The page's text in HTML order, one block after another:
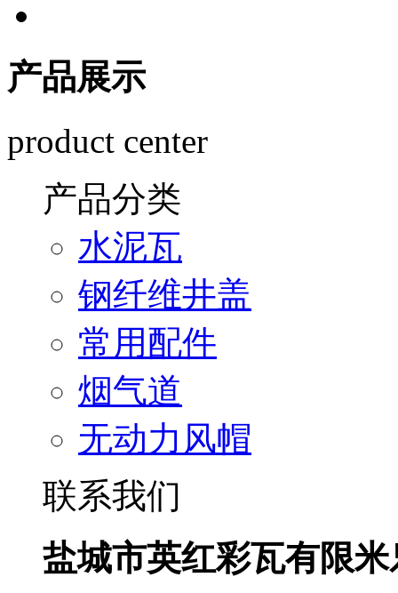
产品展示
product center
产品分类
水泥瓦
钢纤维井盖
常用配件
烟气道
无动力风帽
联系我们
盐城市英红彩瓦有限